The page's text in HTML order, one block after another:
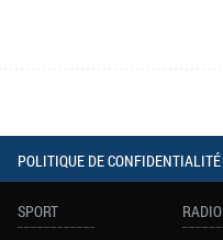
POLITIQUE DE CONFIDENTIALITÉ
SPORT RADIO